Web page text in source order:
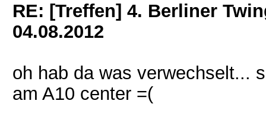
RE: [Treffen] 4. Berliner
04.08.2012
oh hab da was verwechselt...
am A10 center =(